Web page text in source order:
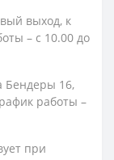
выход, к
– с 10.00 до
Бендеры 16,
работы –
при